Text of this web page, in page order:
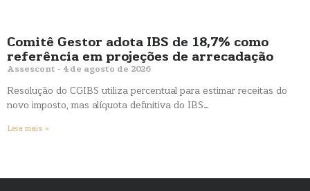
Comitê Gestor adota IBS de 18,7% como
referência em projeções de arrecadação
Assescont 4 de agosto de 2026
Resolução do CGIBS utiliza percentual para estimar receitas do
novo imposto, mas alíquota definitiva do IBS…
Leia mais »